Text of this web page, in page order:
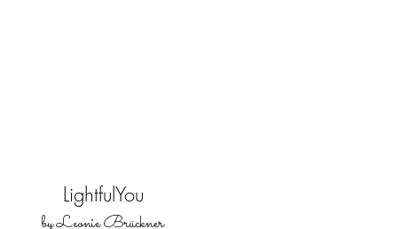
LightfulYou
by Leonie Brückner